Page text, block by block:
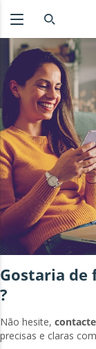
Gostaria de
?
Não hesite,
precisas e claras